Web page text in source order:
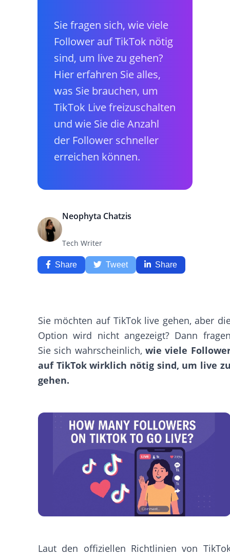
Sie fragen sich, wie viele
Follower auf TikTok nötig
sind, um live zu gehen?
Hier erfahren Sie alles,
was Sie brauchen, um
TikTok Live freizuschalten
und wie Sie die Anzahl
der Follower schneller
erreichen können.
Neophyta Chatzis
Tech Writer
Share Tweet Share
Sie möchten auf TikTok live gehen, aber
Option wird nicht angezeigt? Dann
Sie sich wahrscheinlich, wie viele
auf TikTok wirklich nötig sind, um live
gehen.
Laut den offiziellen Richtlinien von